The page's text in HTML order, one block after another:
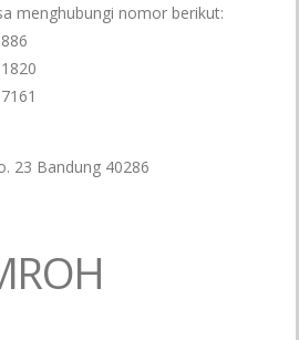
menghubungi nomor berikut:
23 Bandung 40286